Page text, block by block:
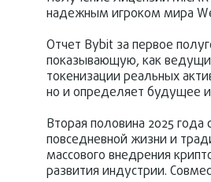
надежным игроком мира
Отчет Bybit за первое
показывающую, как
токенизации реальных
но и определяет будущее
Вторая половина 2025
повседневной жизни и
массового внедрения
развития индустрии.